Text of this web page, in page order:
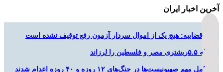
آخرین اخبار ایران
قوه قضاییه: هیچ یک از اموال سردار آزمون رفع توقیف نشده است
زلزله ۵.۵ریشتری مصر و فلسطین را لرزاند